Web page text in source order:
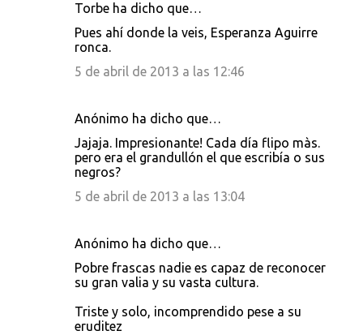
Torbe ha dicho que…
Pues ahí donde la veis, Esperanza Aguirre
ronca.
5 de abril de 2013 a las 12:46
Anónimo ha dicho que…
Jajaja. Impresionante! Cada día flipo màs.
pero era el grandullón el que escribía o sus
negros?
5 de abril de 2013 a las 13:04
Anónimo ha dicho que…
Pobre frascas nadie es capaz de reconocer
su gran valia y su vasta cultura.
Triste y solo, incomprendido pese a su
eruditez